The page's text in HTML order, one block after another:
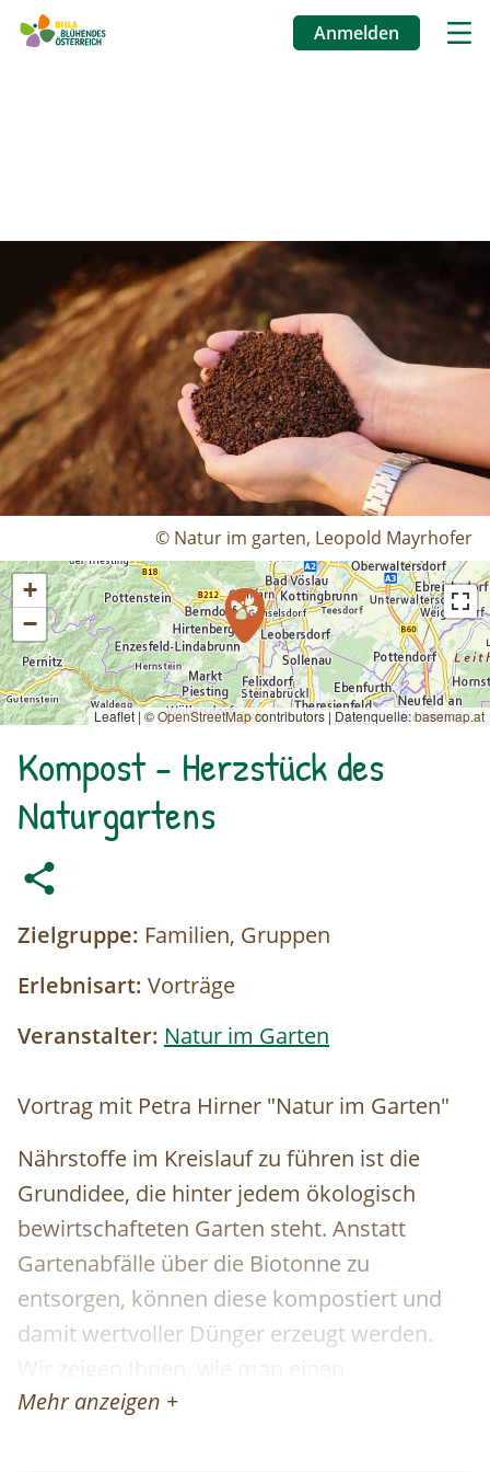
Anmelden
© Natur im garten, Leopold Mayrhofer
+
−
Leaflet | ©OpenStreetMapcontributors|Datenquelle:basemap.at
Kompost - Herzstück des
Naturgartens
Zielgruppe: Familien, Gruppen
Erlebnisart: Vorträge
Veranstalter: Natur im Garten
Vortrag mit Petra Hirner "Natur im Garten"
Nährstoffe im Kreislauf zu führen ist die
Grundidee, die hinter jedem ökologisch
bewirtschafteten Garten steht. Anstatt
Gartenabfälle über die Biotonne zu
entsorgen, können diese kompostiert und
damit wertvoller Dünger erzeugt werden.
Wir zeigen Ihnen, wie man einen
Komposthaufen optimal anlegt und welche
Mehr anzeigen +